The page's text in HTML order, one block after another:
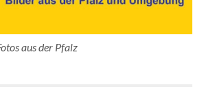
aus der Pfalz